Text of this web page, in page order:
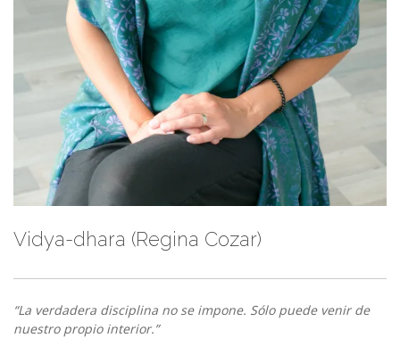
Vidya-dhara (Regina Cozar)
“La verdadera disciplina no se impone. Sólo puede venir de
nuestro propio interior.”